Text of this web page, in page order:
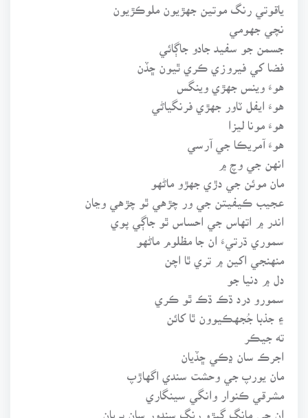
ياقوتي رنگ موتين جهڙيون ملوڪڙيون
جسمن جو سفيد جادو جاڳائي
فضا کي فيروزي ڪري ٿيون ڇڏن
هوءَ وينس جهڙي وينگس
هوءَ ايفل ٽاور جهڙي فرنگياڻي
هوءَ مونا ليزا
هوءَ آمريڪا جي آرسي
انهن جي وچ ۾
مان موئن جي دڙي جهڙو ماڻهو
عجيب ڪيفيتن جي ور چڙهي ٿو چڙهي وڃان
اندر ۾ اتهاس جي احساس ٿو جاڳي پوي
سموري ڌرتيءَ ان جا مظلوم ماڻهو
منهنجي اکين ۾ تري ٿا اچن
دل ۾ دنيا جو
سمورو درد ڌڪ ڌڪ ٿو ڪري
۽ جذبا جُجهڪيوون ٿا کائن
اجرڪ سان ڍڪي ڇڏيان
مان يورپ جي وحشت سندي اگهاڙپ
مشرقي ڪنوار وانگي سينگاري
ان جي مانگ گيڙو رنگ سندور سان ڀريان